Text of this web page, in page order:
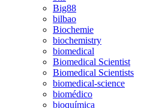
Big88
bilbao
Biochemie
biochemistry
biomedical
Biomedical Scientist
Biomedical Scientists
biomedical-science
biomédico
bioquímica